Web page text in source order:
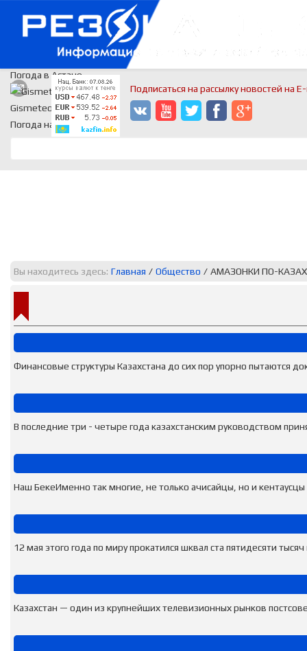
Погода в Астане
Gismeteo
Погода на 2 недели
Подписаться на рассылку новостей на
Вы находитесь здесь: Главная / Общество / АМАЗОНКИ ПО-
Финансовые структуры Казахстана до сих пор упорно пытаются
В последние три - четыре года казахстанским руководством
Наш БекеИменно так многие, не только ачисайцы, но и
12 мая этого года по миру прокатился шквал ста пятидесяти
Казахстан — один из крупнейших телевизионных рынков